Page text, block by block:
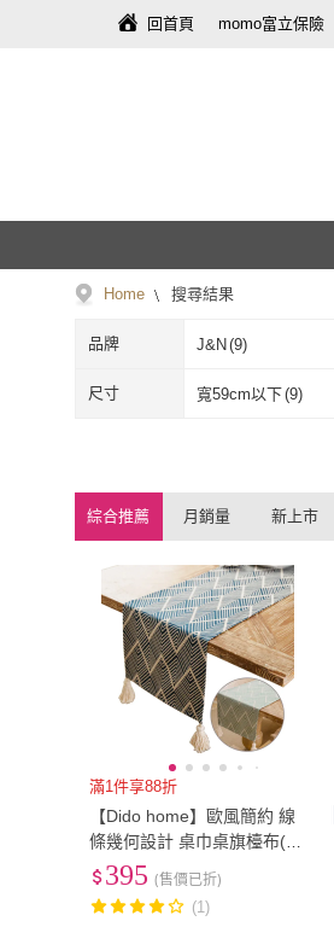
回首頁 momo富立保險
Home 搜尋結果
品牌 J&N(9)
J&N (9)
尺寸 寬59cm以下(9)
綜合推薦 月銷量 新上市
滿1件享88折
【Dido home】歐風簡約 線
條幾何設計 桌巾桌旗檯布(H
M313)
395 (售價已折)
(1)